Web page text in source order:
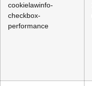
cookielawinfo-
checkbox-
performance